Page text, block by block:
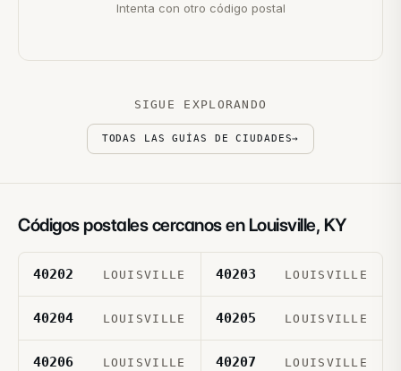
Intenta con otro código postal
SIGUE EXPLORANDO
TODAS LAS GUÍAS DE CIUDADES→
Códigos postales cercanos en Louisville, KY
40202 LOUISVILLE 40203 LOUISVILLE
40204 LOUISVILLE 40205 LOUISVILLE
40206 LOUISVILLE 40207 LOUISVILLE